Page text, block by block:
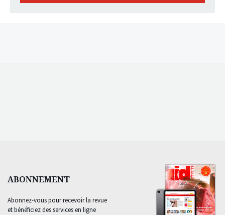
ABONNEMENT
Abonnez-vous pour recevoir la revue
et bénéficiez des services en ligne